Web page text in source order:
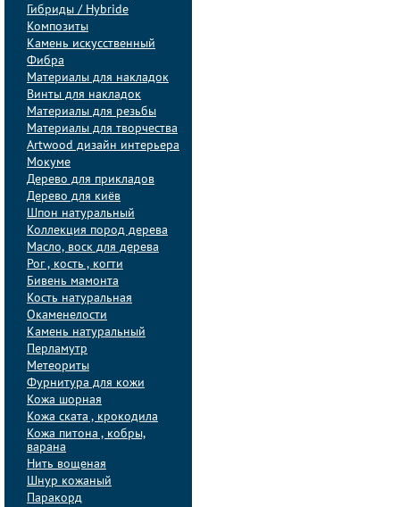
Гибриды / Hybride
Композиты
Камень искусственный
Фибра
Материалы для накладок
Винты для накладок
Материалы для резьбы
Материалы для творчества
Artwood дизайн интерьера
Мокуме
Дерево для прикладов
Дерево для киёв
Шпон натуральный
Коллекция пород дерева
Масло, воск для дерева
Рог , кость , когти
Бивень мамонта
Кость натуральная
Окаменелости
Камень натуральный
Перламутр
Метеориты
Фурнитура для кожи
Кожа шорная
Кожа ската , крокодила
Кожа питона , кобры,
варана
Нить вощеная
Шнур кожаный
Паракорд